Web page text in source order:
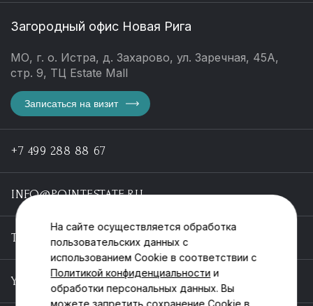
Загородный офис Новая Рига
МО, г. о. Истра, д. Захарово, ул. Заречная, 45А,
стр. 9, ТЦ Estate Mall
Записаться на визит
+7 499 288 88 67
INFO@POINTESTATE.RU
TELEGRAM
YOUTUBE
На сайте осуществляется обработка
пользовательских данных с
использованием Cookie в соответствии с
Политикой конфиденциальности и
обработки персональных данных. Вы
можете запретить сохранение Cookie в